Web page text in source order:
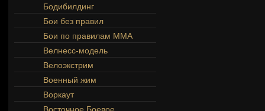
Бодибилдинг
Бои без правил
Бои по правилам ММА
Велнесс-модель
Велоэкстрим
Военный жим
Воркаут